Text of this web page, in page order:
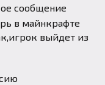
сообщение
выйдет из